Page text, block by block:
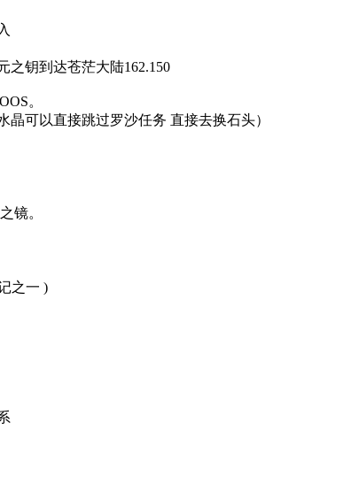
之钥到达苍茫大陆162.150
。
晶可以直接跳过罗沙任务 直接去换石头）
镜。
之一 )